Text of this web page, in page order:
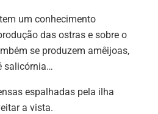
um conhecimento
das ostras e sobre o
se produzem amêijoas,
salicórnia…
espalhadas pela ilha
a vista.